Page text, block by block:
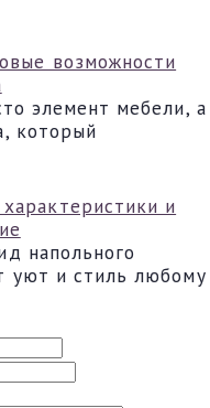
возможности
элемент мебели, а
который
и
напольного
уют и стиль любому